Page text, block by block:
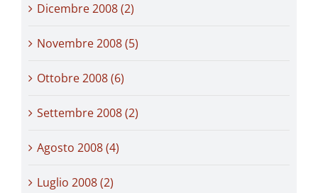
Dicembre 2008 (2)
Novembre 2008 (5)
Ottobre 2008 (6)
Settembre 2008 (2)
Agosto 2008 (4)
Luglio 2008 (2)